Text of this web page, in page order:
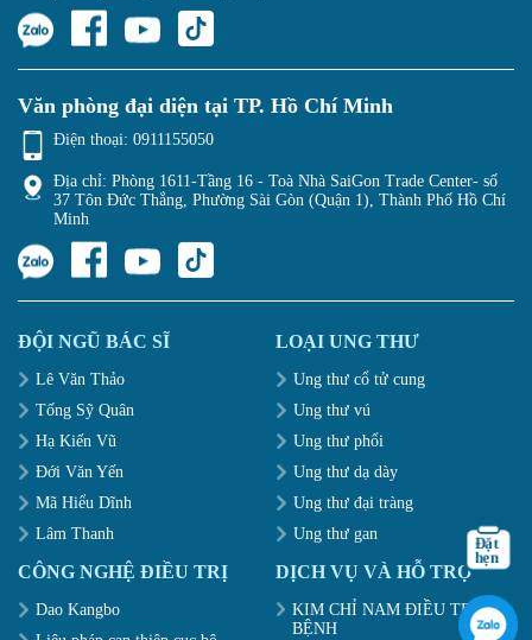
Văn phòng đại diện tại TP. Hồ Chí Minh
Điện thoại: 0911155050
Địa chỉ: Phòng 1611-Tầng 16 - Toà Nhà SaiGon Trade Center- số
37 Tôn Đức Thắng, Phường Sài Gòn (Quận 1), Thành Phố Hồ Chí
Minh
ĐỘI NGŨ BÁC SĨ
Lê Văn Thảo
Tống Sỹ Quân
Hạ Kiến Vũ
Đới Văn Yến
Mã Hiểu Dĩnh
Lâm Thanh
LOẠI UNG THƯ
Ung thư cổ tử cung
Ung thư vú
Ung thư phổi
Ung thư dạ dày
Ung thư đại tràng
Ung thư gan
CÔNG NGHỆ ĐIỀU TRỊ
Dao Kangbo
DỊCH VỤ VÀ HỖ TRỢ
KIM CHỈ NAM ĐIỀU TRỊ
BỆNH